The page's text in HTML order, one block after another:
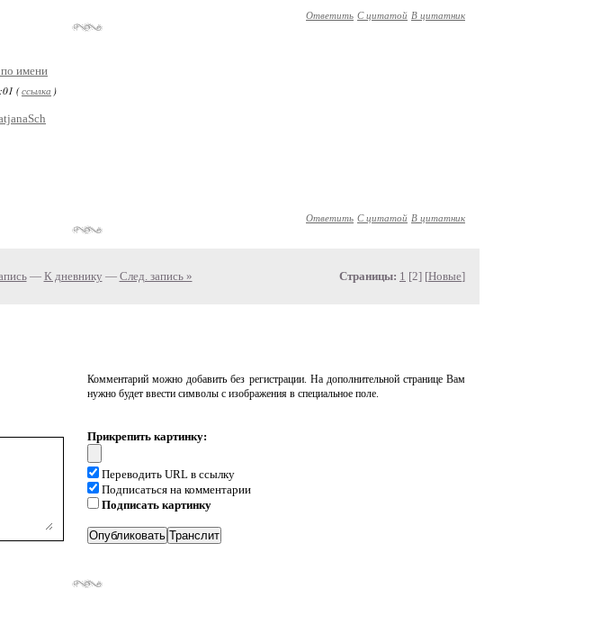
Ответить С цитатой В цитатник
по имени
(ссылка )
Ответить С цитатой В цитатник
— К дневнику — След. запись » Страницы: 1 [2] [Новые]
Комментарий можно добавить без регистрации. На дополнительной странице Вам
нужно будет ввести символы с изображения в специальное поле.
Прикрепить картинку:
Переводить URL в ссылку
Подписаться на комментарии
Подписать картинку